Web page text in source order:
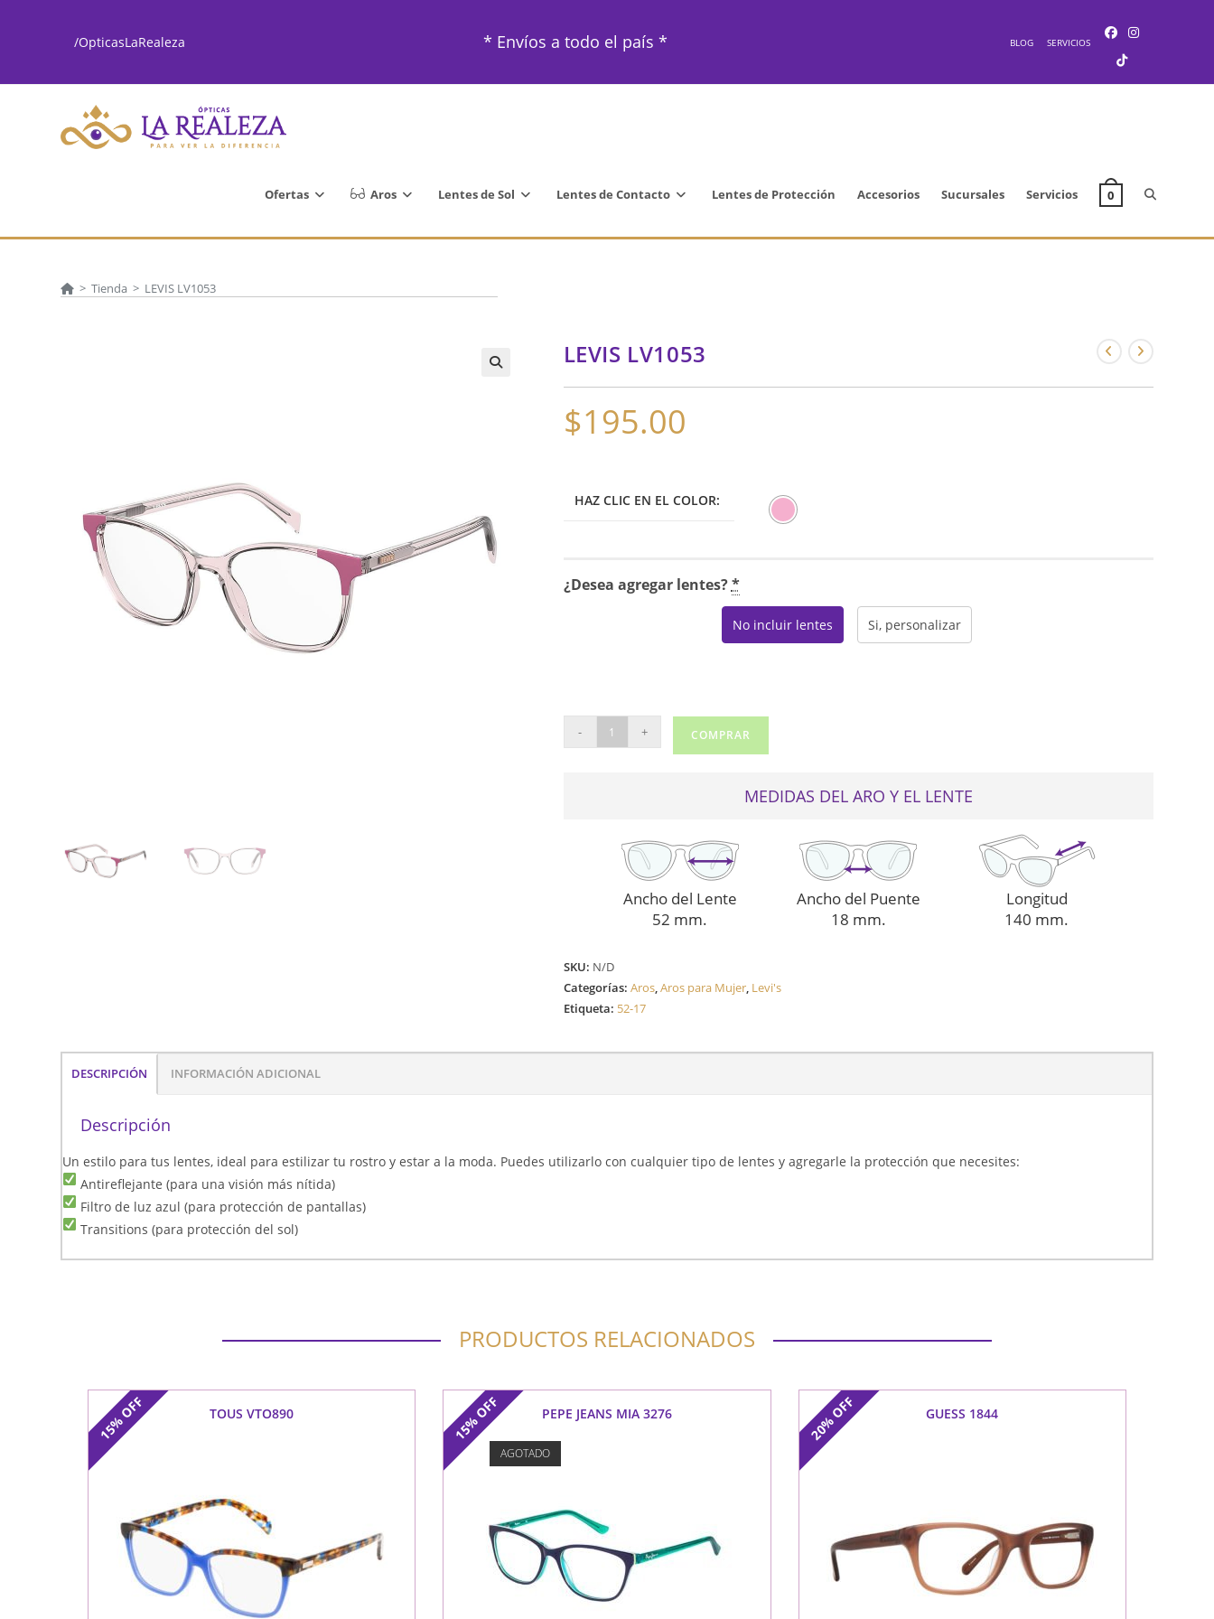
/OpticasLaRealeza * Envíos a todo el país * BLOG SERVICIOS
Ofertas Aros Lentes de Sol Lentes de Contacto Lentes de Protección Accesorios Sucursales Servicios 0 Alternar
la
> Tienda > LEVIS LV1053
LEVIS LV1053
$195.00
HAZ CLIC EN EL COLOR:
¿Desea agregar lentes?*
No incluir lentes Si, personalizar
LV1053
- + COMPRAR
MEDIDAS DEL ARO Y EL LENTE
Ancho del Lente
52 mm.
Ancho del Puente
18 mm.
Longitud
140 mm.
SKU: N/D
Categorías: Aros,Aros para Mujer, Levi's
Etiqueta: 52-17
DESCRIPCIÓN INFORMACIÓN ADICIONAL
Descripción
Un estilo para tus lentes, ideal para estilizar tu rostro y estar a la moda. Puedes utilizarlo con cualquier tipo de lentes y agregarle la protección que necesites:
Antireflejante (para una visión más nítida)
Filtro de luz azul (para protección de pantallas)
Transitions (para protección del sol)
PRODUCTOS RELACIONADOS
15%
OFF TOUS VTO890 15%
OFF PEPE JEANS MIA 3276
AGOTADO
20%
OFF GUESS 1844